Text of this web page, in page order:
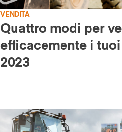
VENDITA
Quattro modi per
efficacemente i tuoi
2023